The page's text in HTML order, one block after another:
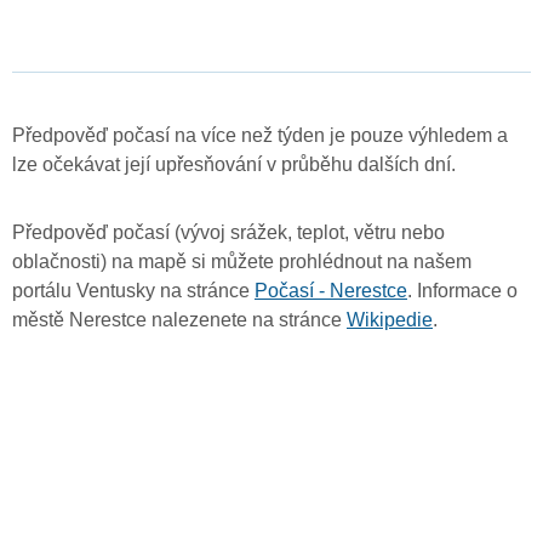
Předpověď počasí na více než týden je pouze výhledem a
lze očekávat její upřesňování v průběhu dalších dní.
Předpověď počasí (vývoj srážek, teplot, větru nebo
oblačnosti) na mapě si můžete prohlédnout na našem
portálu Ventusky na stránce Počasí - Nerestce. Informace o
městě Nerestce nalezenete na stránce Wikipedie.